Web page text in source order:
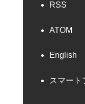
RSS
ATOM
English
スマート